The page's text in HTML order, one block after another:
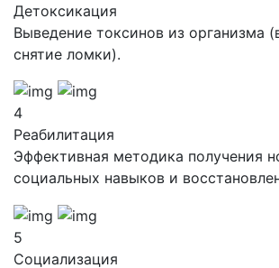
Детоксикация
Выведение токсинов из организма
снятие ломки).
4
Реабилитация
Эффективная методика получения
социальных навыков и
5
Социализация